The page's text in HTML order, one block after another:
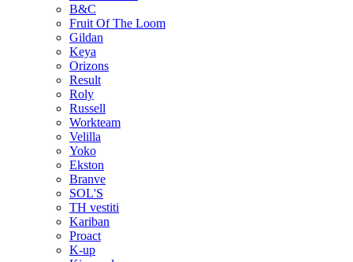
B&C
Fruit Of The Loom
Gildan
Keya
Orizons
Result
Roly
Russell
Workteam
Velilla
Yoko
Ekston
Branve
SOL'S
TH vestiti
Kariban
Proact
K-up